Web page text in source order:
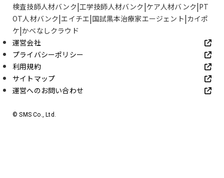
検査技師人材バンク 工学技師人材バンク ケア人材バンク PT
OT人材バンク エイチエ 国試黒本治療家エージェント カイポ
ケ かべなしクラウド
運営会社
プライバシーポリシー
利用規約
サイトマップ
運営へのお問い合わせ
© SMS Co., Ltd.